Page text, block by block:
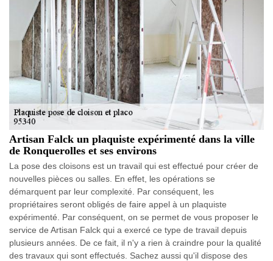
Artisan Falck un plaquiste expérimenté dans la ville
de Ronquerolles et ses environs
La pose des cloisons est un travail qui est effectué pour créer de
nouvelles pièces ou salles. En effet, les opérations se
démarquent par leur complexité. Par conséquent, les
propriétaires seront obligés de faire appel à un plaquiste
expérimenté. Par conséquent, on se permet de vous proposer le
service de Artisan Falck qui a exercé ce type de travail depuis
plusieurs années. De ce fait, il n'y a rien à craindre pour la qualité
des travaux qui sont effectués. Sachez aussi qu'il dispose des